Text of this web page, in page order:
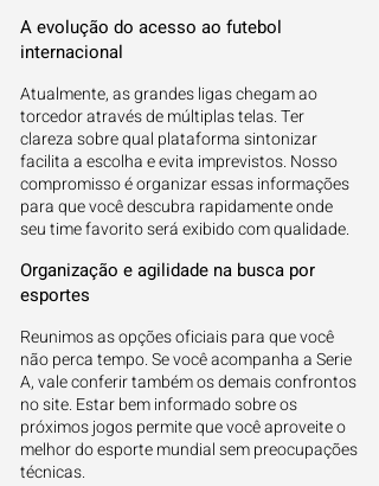
A evolução do acesso ao futebol
internacional
Atualmente, as grandes ligas chegam ao
torcedor através de múltiplas telas. Ter
clareza sobre qual plataforma sintonizar
facilita a escolha e evita imprevistos. Nosso
compromisso é organizar essas informações
para que você descubra rapidamente onde
seu time favorito será exibido com qualidade.
Organização e agilidade na busca por
esportes
Reunimos as opções oficiais para que você
não perca tempo. Se você acompanha a Serie
A, vale conferir também os demais confrontos
no site. Estar bem informado sobre os
próximos jogos permite que você aproveite o
melhor do esporte mundial sem preocupações
técnicas.